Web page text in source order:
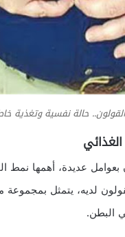
حالة نفسية وتغذية
عديدة، أهمها نمط
لديه، يتمثل بمجموعة
البطن.